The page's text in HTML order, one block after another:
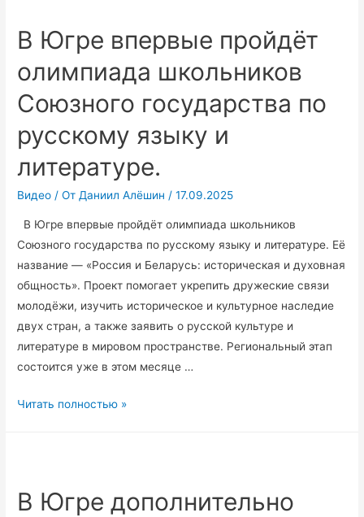
происшетвий.
В Югре впервые пройдёт
олимпиада школьников
Союзного государства по
русскому языку и
литературе.
Видео / От Даниил Алёшин /17.09.2025
В Югре впервые пройдёт олимпиада школьников
Союзного государства по русскому языку и литературе. Её
название — «Россия и Беларусь: историческая и духовная
общность». Проект помогает укрепить дружеские связи
молодёжи, изучить историческое и культурное наследие
двух стран, а также заявить о русской культуре и
литературе в мировом пространстве. Региональный этап
состоится уже в этом месяце …
В
школьников
Читать полностью »
В Югре дополнительно